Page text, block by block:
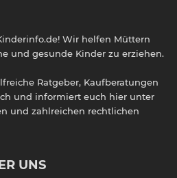
Wir helfen Müttern
und gesunde Kinder zu erziehen.
Ratgeber, Kaufberatungen
und informiert euch hier unter
und zahlreichen rechtlichen
UNS